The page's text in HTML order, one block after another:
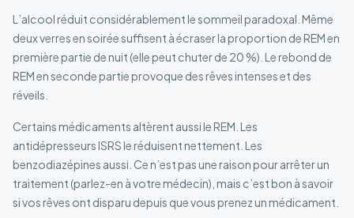
L’alcool réduit considérablement le sommeil paradoxal. Même
deux verres en soirée suffisent à écraser la proportion de REM en
première partie de nuit (elle peut chuter de 20 %). Le rebond de
REM en seconde partie provoque des rêves intenses et des
réveils.
Certains médicaments altèrent aussi le REM. Les
antidépresseurs ISRS le réduisent nettement. Les
benzodiazépines aussi. Ce n’est pas une raison pour arrêter un
traitement (parlez-en à votre médecin), mais c’est bon à savoir
si vos rêves ont disparu depuis que vous prenez un médicament.